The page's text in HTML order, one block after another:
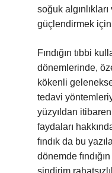
soğuk
güçlendirmek için
Fındığın tıbbi
dönemlerinde,
kökenli
tedavi
yüzyıldan
faydaları
fındık da bu
dönemde
sindirim